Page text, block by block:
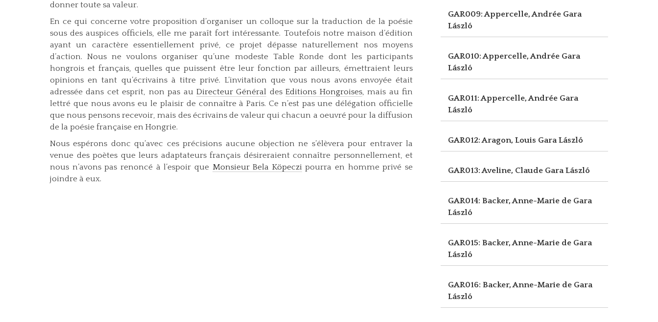
donner toute sa valeur.
En ce qui concerne votre proposition d’organiser un colloque sur la traduction de la poésie
sous des auspices officiels, elle me paraît fort intéressante. Toutefois notre maison d’édition
ayant un caractère essentiellement privé, ce projet dépasse naturellement nos moyens
d’action. Nous ne voulons organiser qu’une modeste Table Ronde dont les participants
hongrois et français, quelles que puissent être leur fonction par ailleurs, émettraient leurs
opinions en tant qu’écrivains à titre privé. L’invitation que vous nous avons envoyée était
adressée dans cet esprit, non pas au Directeur Général desEditions Hongroises, mais au fin
lettré que nous avons eu le plaisir de connaître à Paris. Ce n’est pas une délégation officielle
que nous pensons recevoir, mais des écrivains de valeur qui chacun a oeuvré pour la diffusion
de la poésie française en Hongrie.
Nous espérons donc qu’avec ces précisions aucune objection ne s’élèvera pour entraver la
venue des poètes que leurs adaptateurs français désireraient connaître personnellement, et
nous n’avons pas renoncé à l’espoir que Monsieur Bela Köpeczi pourra en homme privé se
joindre à eux.
GAR009: Appercelle, Andrée Gara
László
GAR010: Appercelle, Andrée Gara
László
GAR011: Appercelle, Andrée Gara
László
GAR012: Aragon, Louis Gara László
GAR013: Aveline, Claude Gara László
GAR014: Backer, Anne-Marie de Gara
László
GAR015: Backer, Anne-Marie de Gara
László
GAR016: Backer, Anne-Marie de Gara
László